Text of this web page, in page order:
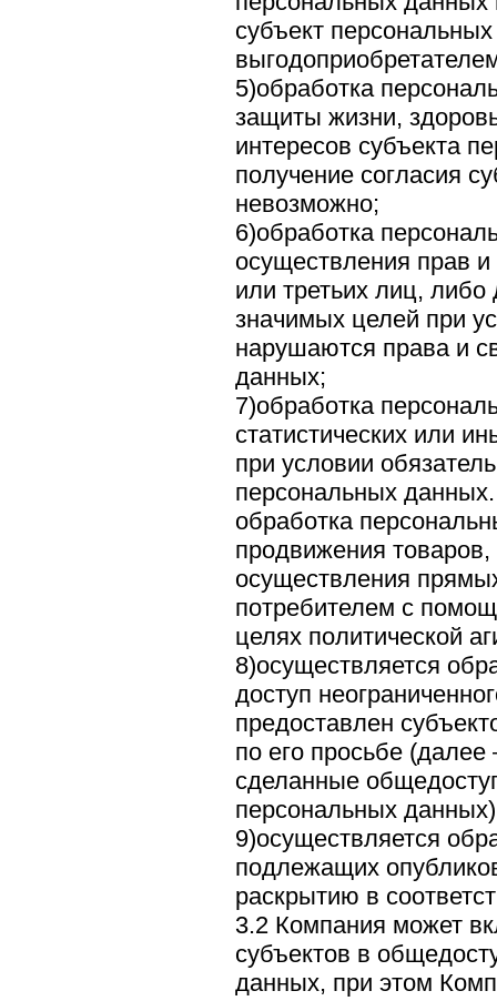
субъект
5)обработка
защиты жизни,
интересов субъекта
получение согласия
невозможно;
6)обработка
осуществления прав
или третьих лиц,
значимых целей при
нарушаются права и
данных;
7)обработка
статистических или
при условии
персональных
обработка
продвижения
осуществления
потребителем с
целях политической
8)осуществляется
доступ
предоставлен
по его просьбе
сделанные
персональных
9)осуществляется
подлежащих
раскрытию в
3.2 Компания может
субъектов в
данных, при этом